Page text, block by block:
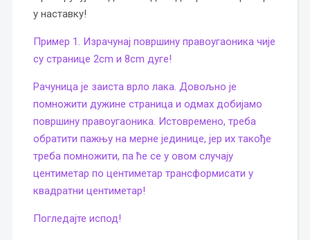
у наставку!
Пример 1. Израчунај површину правоугаоника чије
су странице 2cm и 8cm дуге!
Рачуница је заиста врло лака. Довољно је
помножити дужине страница и одмах добијамо
површину правоугаоника. Истовремено, треба
обратити пажњу на мерне јединице, јер их такође
треба помножити, па ће се у овом случају
центиметар по центиметар трансформисати у
квадратни центиметар!
Погледајте испод!